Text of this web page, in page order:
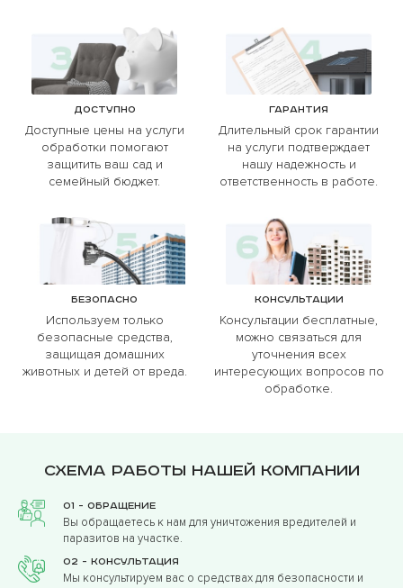
Доступно
Доступные цены на услуги
обработки помогают
защитить ваш сад и
семейный бюджет.
Гарантия
Длительный срок гарантии
на услуги подтверждает
нашу надежность и
ответственность в работе.
Безопасно
Используем только
безопасные средства,
защищая домашних
животных и детей от вреда.
Консультации
Консультации бесплатные,
можно связаться для
уточнения всех
интересующих вопросов по
обработке.
Схема работы нашей компании
01 - Обращение
Вы обращаетесь к нам для уничтожения вредителей и
паразитов на участке.
02 - Консультация
Мы консультируем вас о средствах для безопасности и